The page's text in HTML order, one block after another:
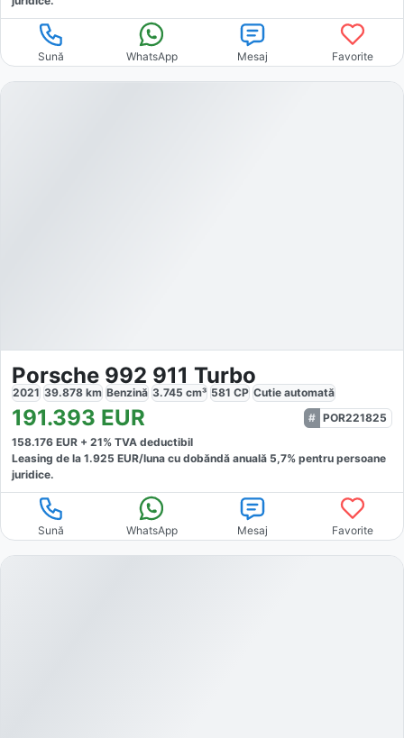
Sună WhatsApp Mesaj Favorite
Porsche 992 911 Turbo
2021 39.878 km Benzină 3.745 cm³ 581 CP Cutie automată
191.393 EUR
POR221825
158.176 EUR + 21% TVA deductibil
Leasing de la 1.925 EUR/luna cu dobăndă anuală 5,7% pentru persoane
juridice.
Sună WhatsApp Mesaj Favorite